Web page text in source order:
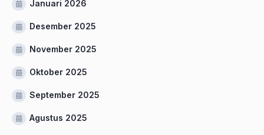
Januari 2026
Desember 2025
November 2025
Oktober 2025
September 2025
Agustus 2025